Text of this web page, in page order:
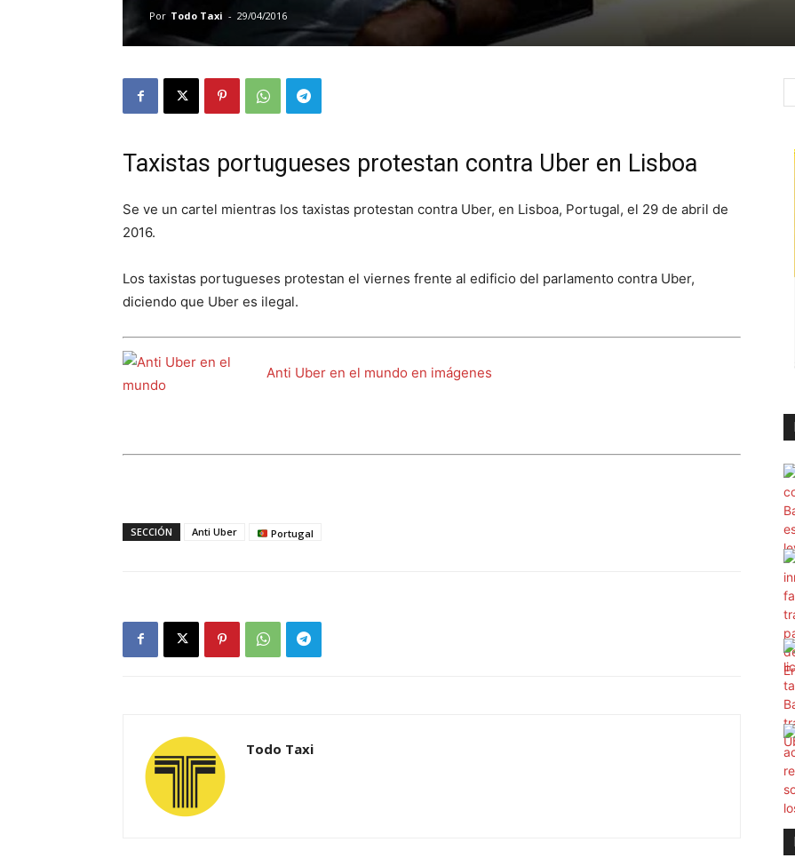
Por Todo Taxi - 29/04/2016
Taxistas portugueses protestan contra Uber en Lisboa
Se ve un cartel mientras los taxistas protestan contra Uber, en Lisboa, Portugal, el 29 de abril de
2016.
Los taxistas portugueses protestan el viernes frente al edificio del parlamento contra Uber,
diciendo que Uber es ilegal.
Anti Uber en el mundo en imágenes
SECCIÓN Anti Uber Portugal
Todo Taxi